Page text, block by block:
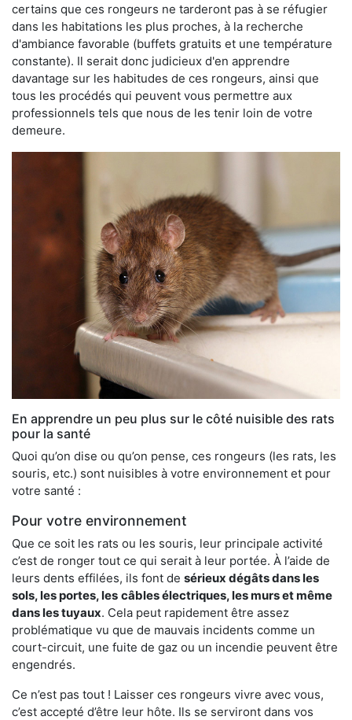
certains que ces rongeurs ne tarderont pas à se réfugier
dans les habitations les plus proches, à la recherche
d'ambiance favorable (buffets gratuits et une température
constante). Il serait donc judicieux d'en apprendre
davantage sur les habitudes de ces rongeurs, ainsi que
tous les procédés qui peuvent vous permettre aux
professionnels tels que nous de les tenir loin de votre
demeure.
En apprendre un peu plus sur le côté nuisible des rats
pour la santé
Quoi qu’on dise ou qu’on pense, ces rongeurs (les rats, les
souris, etc.) sont nuisibles à votre environnement et pour
votre santé :
Pour votre environnement
Que ce soit les rats ou les souris, leur principale activité
c’est de ronger tout ce qui serait à leur portée. À l’aide de
leurs dents effilées, ils font de sérieux dégâts dans les
sols, les portes, les câbles électriques, les murs et même
dans les tuyaux. Cela peut rapidement être assez
problématique vu que de mauvais incidents comme un
court-circuit, une fuite de gaz ou un incendie peuvent être
engendrés.
Ce n’est pas tout ! Laisser ces rongeurs vivre avec vous,
c’est accepté d’être leur hôte. Ils se serviront dans vos